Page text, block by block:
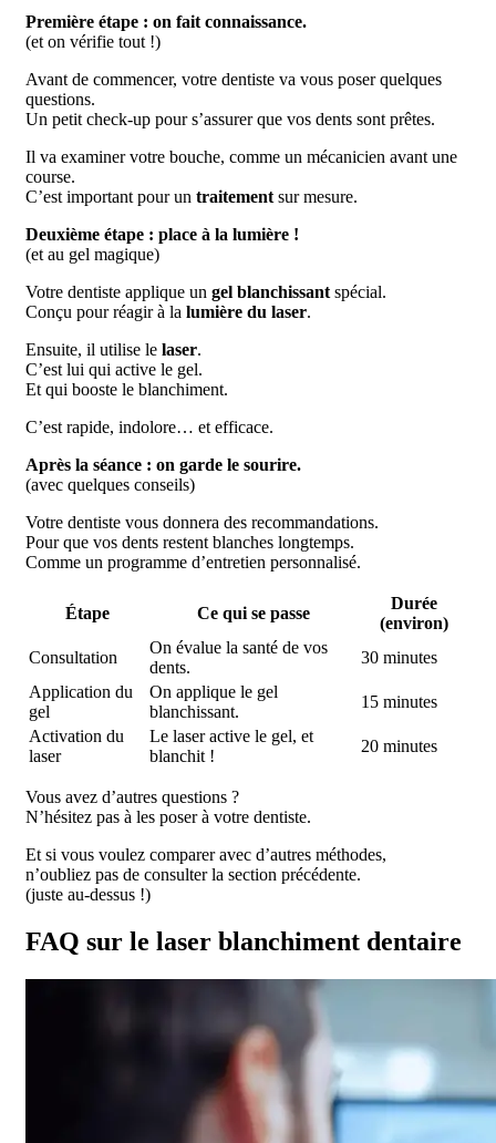
Première étape : on fait connaissance.
(et on vérifie tout !)
Avant de commencer, votre dentiste va vous poser quelques
questions.
Un petit check-up pour s’assurer que vos dents sont prêtes.
Il va examiner votre bouche, comme un mécanicien avant une
course.
C’est important pour un traitement sur mesure.
Deuxième étape : place à la lumière !
(et au gel magique)
Votre dentiste applique un gel blanchissant spécial.
Conçu pour réagir à la lumière du laser.
Ensuite, il utilise le laser.
C’est lui qui active le gel.
Et qui booste le blanchiment.
C’est rapide, indolore… et efficace.
Après la séance : on garde le sourire.
(avec quelques conseils)
Votre dentiste vous donnera des recommandations.
Pour que vos dents restent blanches longtemps.
Comme un programme d’entretien personnalisé.
Étape Ce qui se passe
Durée
(environ)
Consultation
On évalue la santé de vos
dents.
30 minutes
Application du
gel
On applique le gel
blanchissant.
15 minutes
Activation du
laser
Le laser active le gel, et
blanchit !
20 minutes
Vous avez d’autres questions ?
N’hésitez pas à les poser à votre dentiste.
Et si vous voulez comparer avec d’autres méthodes,
n’oubliez pas de consulter la section précédente.
(juste au-dessus !)
FAQ sur le laser blanchiment dentaire